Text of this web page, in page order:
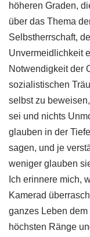
höheren Graden,
über das Thema
Selbstherrschaft,
Unvermeidlichkeit
Notwendigkeit der
sozialistischen
selbst zu
sei und nichts
glauben in der
sagen, und je
weniger glauben
Ich erinnere mich,
Kamerad
ganzes Leben
höchsten Ränge